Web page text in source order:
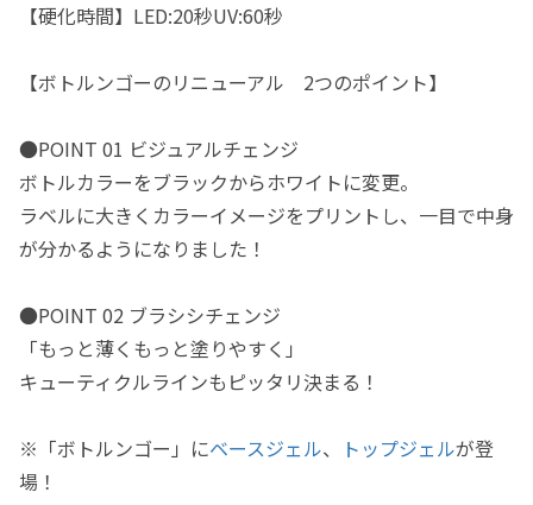
【硬化時間】LED:20秒UV:60秒
【ボトルンゴーのリニューアル 2つのポイント】
●POINT 01 ビジュアルチェンジ
ボトルカラーをブラックからホワイトに変更。
ラベルに大きくカラーイメージをプリントし、一目で中身
が分かるようになりました！
●POINT 02 ブラシシチェンジ
「もっと薄くもっと塗りやすく」
キューティクルラインもピッタリ決まる！
※「ボトルンゴー」にベースジェル、 トップジェルが登
場！